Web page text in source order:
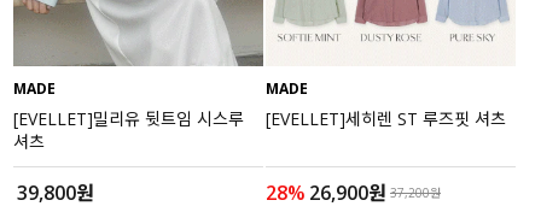
MADE
[EVELLET]밀리유 뒷트임 시스루
셔츠
39,800원
MADE
[EVELLET]세히렌 ST 루즈핏 셔츠
28% 26,900원 37,200원